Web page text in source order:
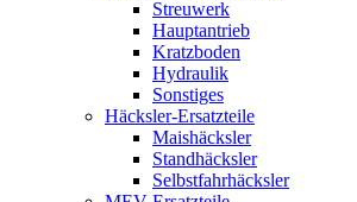
Streuwerk
Hauptantrieb
Kratzboden
Hydraulik
Sonstiges
Häcksler-Ersatzteile
Maishäcksler
Standhäcksler
Selbstfahrhäcksler